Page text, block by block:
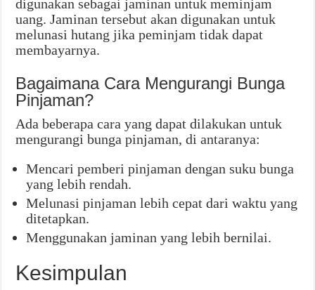
digunakan sebagai jaminan untuk meminjam
uang. Jaminan tersebut akan digunakan untuk
melunasi hutang jika peminjam tidak dapat
membayarnya.
Bagaimana Cara Mengurangi Bunga
Pinjaman?
Ada beberapa cara yang dapat dilakukan untuk
mengurangi bunga pinjaman, di antaranya:
Mencari pemberi pinjaman dengan suku bunga
yang lebih rendah.
Melunasi pinjaman lebih cepat dari waktu yang
ditetapkan.
Menggunakan jaminan yang lebih bernilai.
Kesimpulan